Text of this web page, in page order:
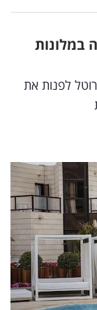
במלונות
לפנות את